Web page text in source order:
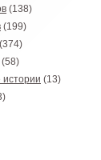
(138)
(199)
(374)
(58)
(13)